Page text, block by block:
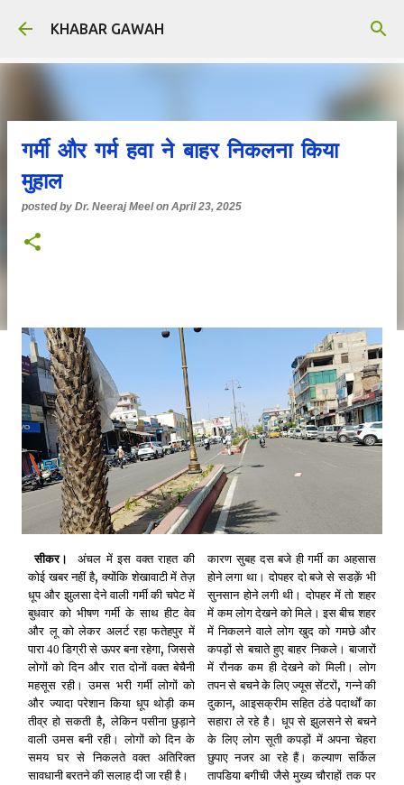
Skip to main content
KHABAR GAWAH
गर्मी और गर्म हवा ने बाहर निकलना किया
मुहाल
posted by Dr. Neeraj Meel on April 23, 2025
सीकर।
अंचल में इस वक्त राहत की
कोई खबर नहीं है,क्योंकि शेखावाटी में तेज़
धूप और झुलसा देने वाली गर्मी की चपेट में
बुधवार को भीषण गर्मी के साथ हीट वेव
और लू को लेकर अलर्ट रहा फतेहपुर में
पारा 40 डिग्री से ऊपर बना रहेगा,जिससे
लोगों को दिन और रात दोनों वक्त बेचैनी
महसूस रही। उमस भरी गर्मी लोगों को
और ज्यादा परेशान किया धूप थोड़ी कम
तीव्र हो सकती है,लेकिन पसीना छुड़ाने
वाली उमस बनी रही। लोगों को दिन के
समय घर से निकलते वक्त अतिरिक्त
सावधानी बरतने की सलाह दी जा रही है।
कारण सुबह दस बजे ही गर्मी का अहसास
होने लगा था। दोपहर दो बजे से सडक़ें भी
सुनसान होने लगी थी। दोपहर में तो शहर
में कम लोग देखने को मिले। इस बीच शहर
में निकलने वाले लोग खुद को गमछे और
कपड़ों से बचाते हुए बाहर निकले। बाजारों
में रौनक कम ही देखने को मिली। लोग
तपन से बचने के लिए ज्यूस सेंटरों,गन्ने की
दुकान,आइसक्रीम सहित ठंडे पदार्थों का
सहारा ले रहे है। धूप से झुलसने से बचने
के लिए लोग सूती कपड़ों में अपना चेहरा
छुपाए नजर आ रहे हैं। कल्याण सर्किल
तापडिया बगीची जैसे मुख्य चौराहों तक पर